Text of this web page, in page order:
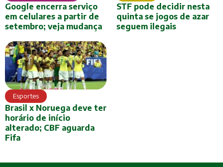
Google encerra serviço
em celulares a partir de
setembro; veja mudança
STF pode decidir nesta
quinta se jogos de azar
seguem ilegais
Esportes
Brasil x Noruega deve ter
horário de início
alterado; CBF aguarda
Fifa